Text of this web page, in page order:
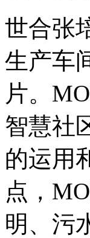
世合张
生产车
片。
智慧社
的运用
点，
明、污